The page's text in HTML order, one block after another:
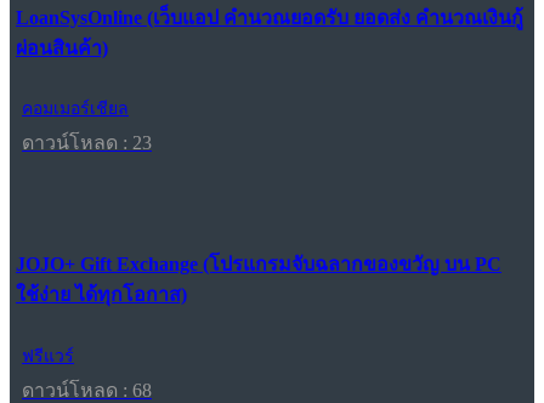
LoanSysOnline (เว็บแอป คำนวณยอดรับ ยอดส่ง คำนวณเงินกู้
ผ่อนสินค้า)
คอมเมอร์เชียล
ดาวน์โหลด : 23
JOJO+ Gift Exchange (โปรแกรมจับฉลากของขวัญ บน PC
ใช้ง่าย ได้ทุกโอกาส)
ฟรีแวร์
ดาวน์โหลด : 68